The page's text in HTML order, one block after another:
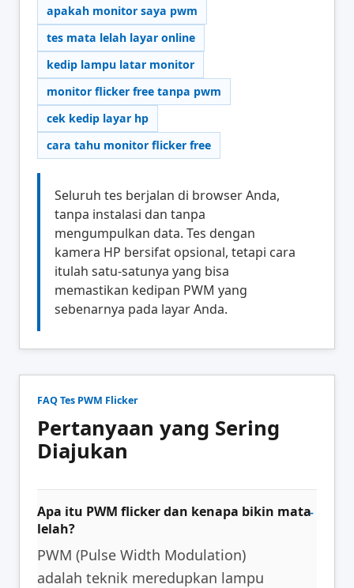
apakah monitor saya pwm
tes mata lelah layar online
kedip lampu latar monitor
monitor flicker free tanpa pwm
cek kedip layar hp
cara tahu monitor flicker free
Seluruh tes berjalan di browser Anda,
tanpa instalasi dan tanpa
mengumpulkan data. Tes dengan
kamera HP bersifat opsional, tetapi cara
itulah satu-satunya yang bisa
memastikan kedipan PWM yang
sebenarnya pada layar Anda.
FAQ Tes PWM Flicker
Pertanyaan yang Sering
Diajukan
Apa itu PWM flicker dan kenapa bikin mata
lelah?
PWM (Pulse Width Modulation)
adalah teknik meredupkan lampu